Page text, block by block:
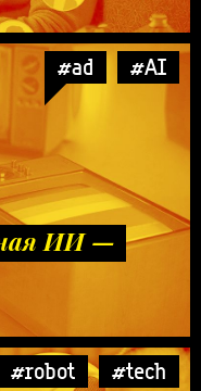
#ad #AI
ИИ —
#robot #tech